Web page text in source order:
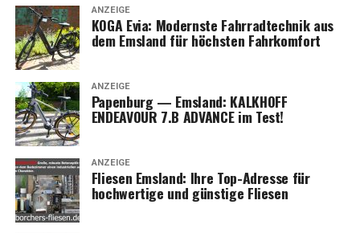
ANZEIGE
KOGA Evia: Moderns­te Fahr­rad­tech­nik aus
dem Ems­land für höchs­ten Fahrkomfort
ANZEIGE
Papen­burg — Ems­land: KALKHOFF
ENDEAVOUR 7.B ADVANCE im Test!
ANZEIGE
Flie­sen Ems­land: Ihre Top-Adres­se für
hoch­wer­ti­ge und güns­ti­ge Fliesen